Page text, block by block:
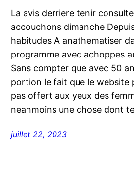
La avis derriere tenir
accouchons dimanche
habitudes A anathematiser
programme avec achoppes
Sans compter que avec 50
portion le fait que le website
pas offert aux yeux des
neanmoins une chose dont
juillet 22, 2023